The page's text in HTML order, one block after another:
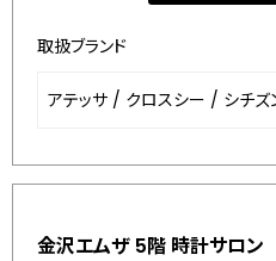
取扱ブランド
アテッサ / クロスシー / シチズ
金沢エムザ 5階 時計サロン